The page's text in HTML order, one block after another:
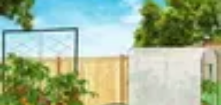
Guide Légumes
JardinageChoix des Légumes CultivationCultivation
Écologique
Astuces et Conseils
Guide Légumes